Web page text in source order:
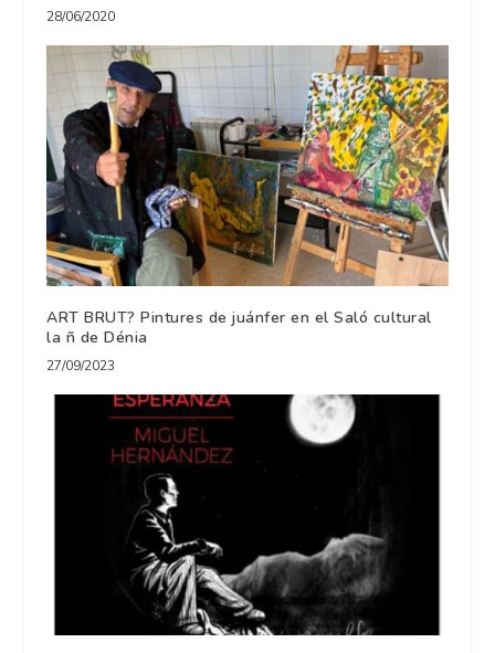
28/06/2020
ART BRUT? Pintures de juánfer en el Saló cultural
la ñ de Dénia
27/09/2023